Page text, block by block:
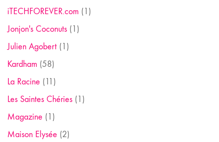
iTECHFOREVER.com (1)
Jonjon's Coconuts (1)
Julien Agobert (1)
Kardham (58)
La Racine (11)
Les Saintes Chéries (1)
Magazine (1)
Maison Elysée (2)